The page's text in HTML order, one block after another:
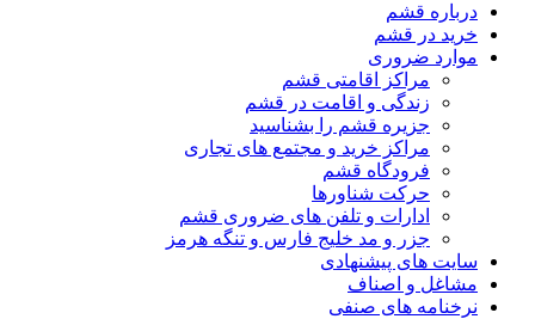
درباره قشم
خرید در قشم
موارد ضروری
مراکز اقامتی قشم
زندگی و اقامت در قشم
جزیره قشم را بشناسید
مراکز خرید و مجتمع های تجاری
فرودگاه قشم
حرکت شناورها
ادارات و تلفن های ضروری قشم
جزر و مد خلیج فارس و تنگه هرمز
سایت های پیشنهادی
مشاغل و اصناف
نرخنامه های صنفی